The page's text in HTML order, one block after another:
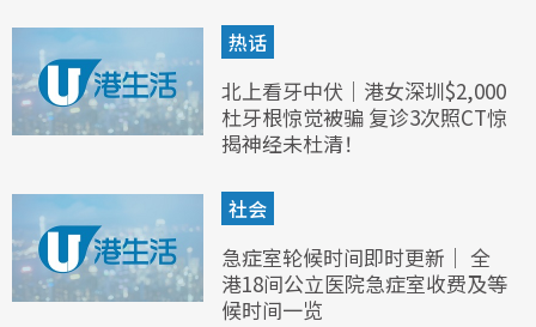
热话
北上看牙中伏｜港女深圳$2,000
杜牙根惊觉被骗 复诊3次照CT惊
揭神经未杜清！
社会
急症室轮候时间即时更新｜ 全
港18间公立医院急症室收费及等
候时间一览